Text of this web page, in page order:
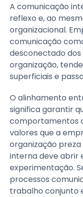
A comunicação
reflexo e, ao
organizacional.
comunicação
desconectado
organização,
superficiais e
O alinhamento
significa garantir
comportamentos
valores que a
organização
interna deve abrir
experimentação.
processos
trabalho conjunto